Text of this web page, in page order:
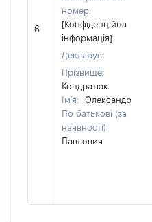
6
номер:
[Конфіденційна
інформація]
Декларує:
Прізвище:
Кондратюк
Ім'я:
Олександр
По батькові (за
наявності):
Павлович